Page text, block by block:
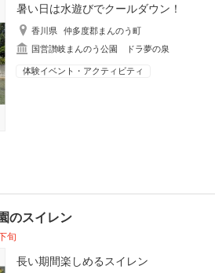
暑い日は水遊びでクールダウン！
香川県
仲多度郡まんのう町
国営讃岐まんのう公園 ドラ夢の泉
体験イベント・アクティビティ
のスイレン
旬
長い期間楽しめるスイレン